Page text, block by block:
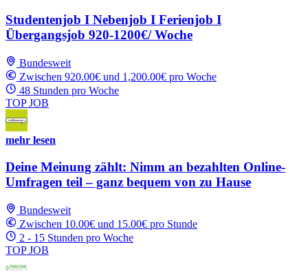
Studentenjob I Nebenjob I Ferienjob I
Übergangsjob 920-1200€/ Woche
Bundesweit
Zwischen 920.00€ und 1,200.00€ pro Woche
48 Stunden pro Woche
TOP JOB
mehr lesen
Deine Meinung zählt: Nimm an bezahlten Online-
Umfragen teil – ganz bequem von zu Hause
Bundesweit
Zwischen 10.00€ und 15.00€ pro Stunde
2 - 15 Stunden pro Woche
TOP JOB